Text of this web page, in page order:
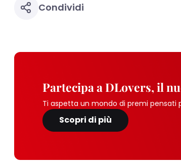
Condividi
Partecipa a DLovers, il
Ti aspetta un mondo di premi pensati
Scopri di più